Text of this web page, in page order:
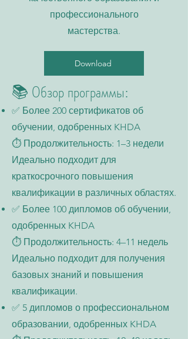
профессионального
мастерства.
Download
📚 Обзор программы:
✅ Более 200 сертификатов об
обучении, одобренных KHDA
⏱️ Продолжительность: 1–3 недели
Идеально подходит для
краткосрочного повышения
квалификации в различных областях.
✅ Более 100 дипломов об обучении,
одобренных KHDA
⏱️ Продолжительность: 4–11 недель
Идеально подходит для получения
базовых знаний и повышения
квалификации.
✅ 5 дипломов о профессиональном
образовании, одобренных KHDA